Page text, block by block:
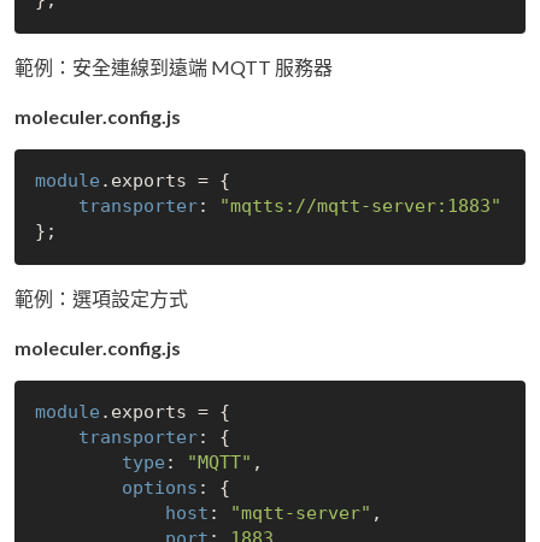
範例：安全連線到遠端 MQTT 服務器
moleculer.config.js
module .exports = {
transporter:
"mqtts://mqtt-server:1883"
範例：選項設定方式
moleculer.config.js
module .exports = {
transporter: {
type : "MQTT" ,
options : {
host : "mqtt-server" ,